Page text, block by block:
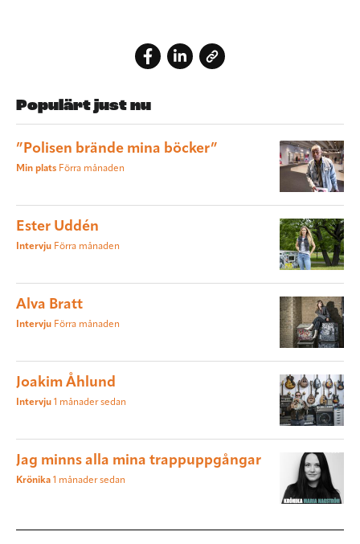
Populärt just nu
”Polisen brände mina böcker”
Min plats Förra månaden
Ester Uddén
Intervju Förra månaden
Alva Bratt
Intervju Förra månaden
Joakim Åhlund
Intervju 1 månader sedan
Jag minns alla mina trappuppgångar
Krönika 1 månader sedan